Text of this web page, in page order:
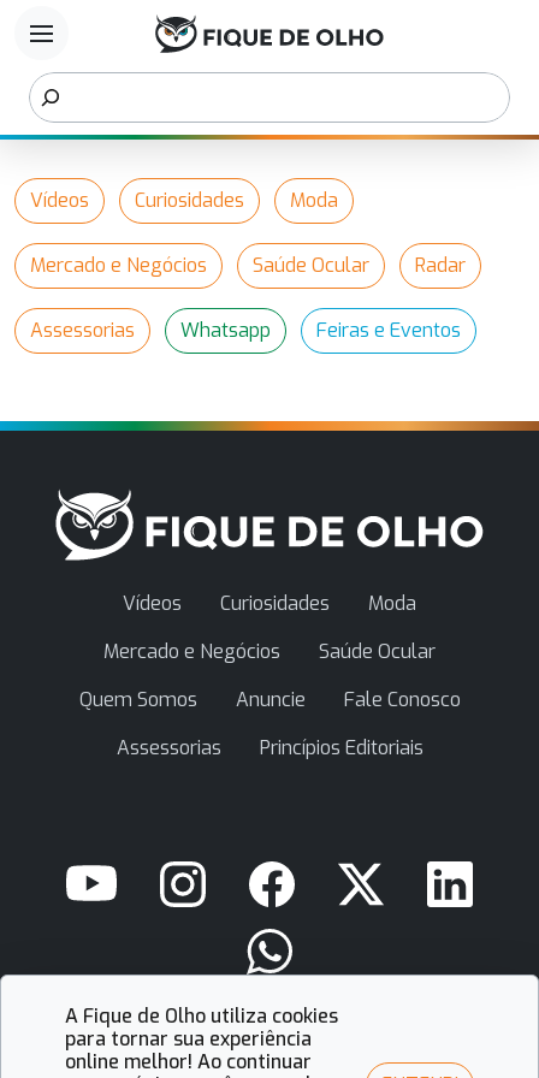
menu
Vídeos Curiosidades Moda
Mercado e Negócios Saúde Ocular Radar
Assessorias Whatsapp Feiras e Eventos
Vídeos Curiosidades
Moda
Mercado e Negócios
Saúde Ocular
Quem Somos
Anuncie
Fale Conosco
Assessorias
Princípios Editoriais
contato@fiquedeolho.com.br
A Fique de Olho utiliza cookies
para tornar sua experiência
online melhor! Ao continuar